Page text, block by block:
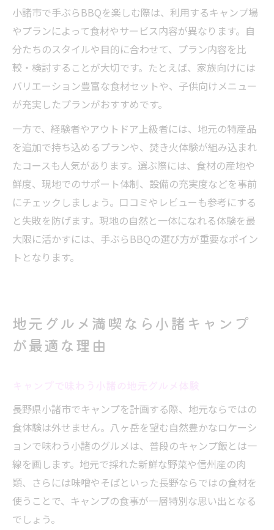
小諸市で手ぶらBBQを楽しむ際は、利用するキャンプ場
やプランによって食材やサービス内容が異なります。自
分たちのスタイルや目的に合わせて、プラン内容を比
較・検討することが大切です。たとえば、家族向けには
バリエーション豊富な食材セットや、子供向けメニュー
が充実したプランがおすすめです。
一方で、経験者やアウトドア上級者には、地元の特産品
を追加で持ち込めるプランや、焚き火体験が組み込まれ
たコースも人気があります。選ぶ際には、食材の産地や
鮮度、現地でのサポート体制、設備の充実度などを事前
にチェックしましょう。口コミやレビューも参考にする
と失敗を防げます。現地の自然と一体になれる体験を最
大限に活かすには、手ぶらBBQの選び方が重要なポイン
トとなります。
地元グルメ満喫なら小諸キャンプ
が最適な理由
長野県小諸市でキャンプを計画する際、地元ならではの
食体験は外せません。八ヶ岳を望む自然豊かなロケーシ
ョンで味わう小諸のグルメは、普段のキャンプ飯とは一
線を画します。地元で採れた新鮮な野菜や信州産の肉
類、さらには味噌やそばといった長野ならではの食材を
使うことで、キャンプの食事が一層特別な思い出となる
でしょう。